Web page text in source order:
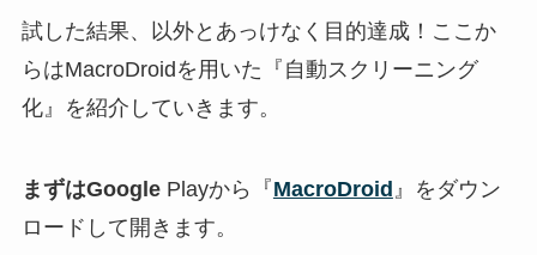
試した結果、以外とあっけなく目的達成！ここか
らはMacroDroidを用いた『自動スクリーニング
化』を紹介していきます。
まずはGooglePlayから『MacroDroid 』をダウン
ロードして開きます。